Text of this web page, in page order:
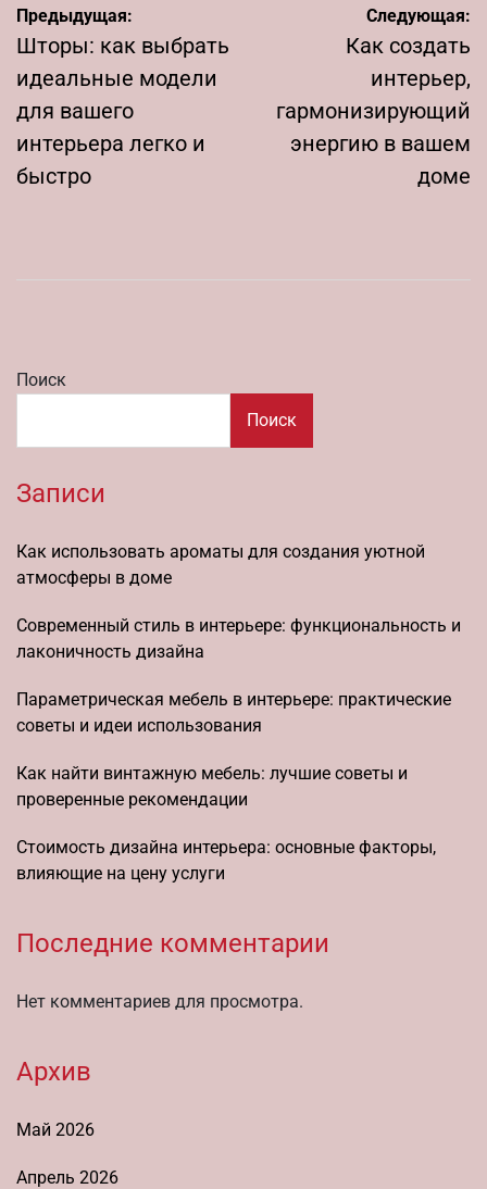
Навигация
по
записям
Предыдущая:
Шторы: как выбрать
идеальные модели
для вашего
интерьера легко и
быстро
Следующая:
Как создать
интерьер,
гармонизирующий
энергию в вашем
доме
Поиск
Поиск
Записи
Как использовать ароматы для создания уютной
атмосферы в доме
Современный стиль в интерьере: функциональность и
лаконичность дизайна
Параметрическая мебель в интерьере: практические
советы и идеи использования
Как найти винтажную мебель: лучшие советы и
проверенные рекомендации
Стоимость дизайна интерьера: основные факторы,
влияющие на цену услуги
Последние комментарии
Нет комментариев для просмотра.
Архив
Май 2026
Апрель 2026